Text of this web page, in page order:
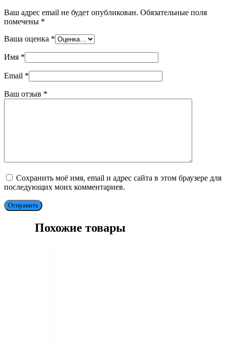
Ваш адрес email не будет опубликован. Обязательные поля
помечены *
Ваша оценка *
Имя *
Email *
Ваш отзыв *
Сохранить моё имя, email и адрес сайта в этом браузере для
последующих моих комментариев.
Отправить
Похожие товары